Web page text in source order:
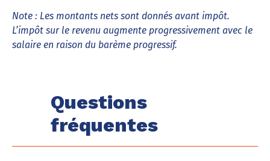
Note : Les montants nets sont donnés avant impôt.
L’impôt sur le revenu augmente progressivement avec le
salaire en raison du barème progressif.
Questions
fréquentes